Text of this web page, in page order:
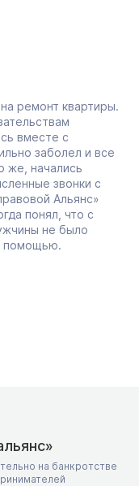
ремонт квартиры.
вместе с
заболел и все
же, начались
звонки с
Альянс»
понял, что с
не было
помощью.
на банкротстве